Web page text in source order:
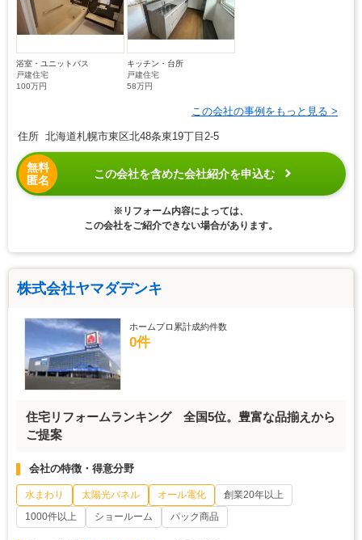
浴室・ユニットバス
戸建住宅
100万円
キッチン・台所
戸建住宅
58万円
この会社の事例をもっと見る >
住所 北海道札幌市東区北48条東19丁目2-5
無料
匿名
この会社を含めた会社紹介を申込む
※リフォーム内容によっては、
この会社をご紹介できない場合があります。
株式会社ヤマダデンキ
ホームプロ累計成約件数
0件
住宅リフォームランキング 全国5位。豊富な品揃えから
ご提案
会社の特徴・得意分野
水まわり 太陽光パネル オール電化
創業20年以上
1000件以上
ショールーム パック商品